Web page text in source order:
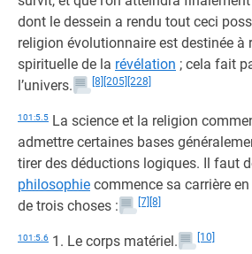
dont le dessein a rendu tout ceci
religion évolutionnaire est destinée à
spirituelle de la révélation ; cela fait
l’univers.
[8] [205] [228]
101:5.5 La science et la religion
admettre certaines bases
tirer des déductions logiques. Il faut
philosophie commence sa carrière
de trois choses :
[7] [8]
101:5.6 1. Le corps matériel. [10]